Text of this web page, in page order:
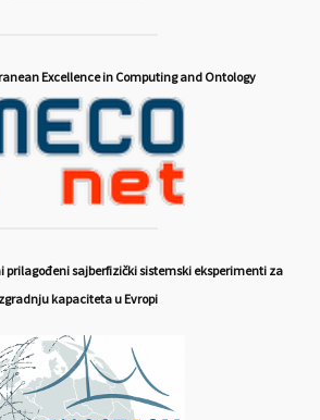
Excellence in Computing and Ontology
prilagođeni sajberfizički sistemski eksperimenti za
kapaciteta u Evropi